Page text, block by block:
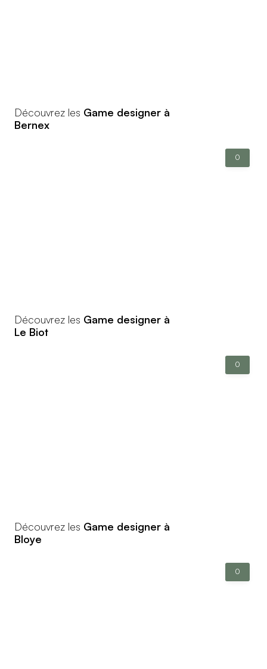
Découvrez les Game designer à
Bernex
0
Découvrez les Game designer à
Le Biot
0
Découvrez les Game designer à
Bloye
0